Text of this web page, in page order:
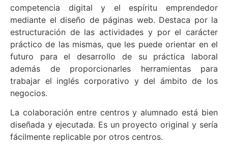
competencia digital y el espíritu emprendedor
mediante el diseño de páginas web. Destaca por la
estructuración de las actividades y por el carácter
práctico de las mismas, que les puede orientar en el
futuro para el desarrollo de su práctica laboral
además de proporcionarles herramientas para
trabajar el inglés corporativo y del ámbito de los
negocios.
La colaboración entre centros y alumnado está bien
diseñada y ejecutada. Es un proyecto original y sería
fácilmente replicable por otros centros.